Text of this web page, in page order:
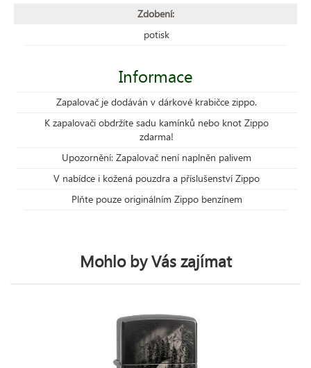
Zdobení:
potisk
Informace
Zapalovač je dodáván v dárkové krabičce zippo.
K zapalovači obdržíte sadu kamínků nebo knot Zippo
zdarma!
Upozornění: Zapalovač není naplněn palivem
V nabídce i kožená pouzdra a příslušenství Zippo
Plňte pouze originálním Zippo benzínem
Mohlo by Vás zajímat